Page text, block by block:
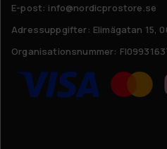
E-post: info@nordicprostore.se
Adressuppgifter: Elimägatan 15,
Organisationsnummer: